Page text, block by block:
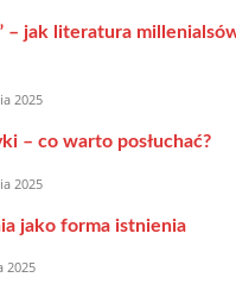
– jak literatura
2025
– co warto posłuchać?
2025
jako forma istnienia
2025